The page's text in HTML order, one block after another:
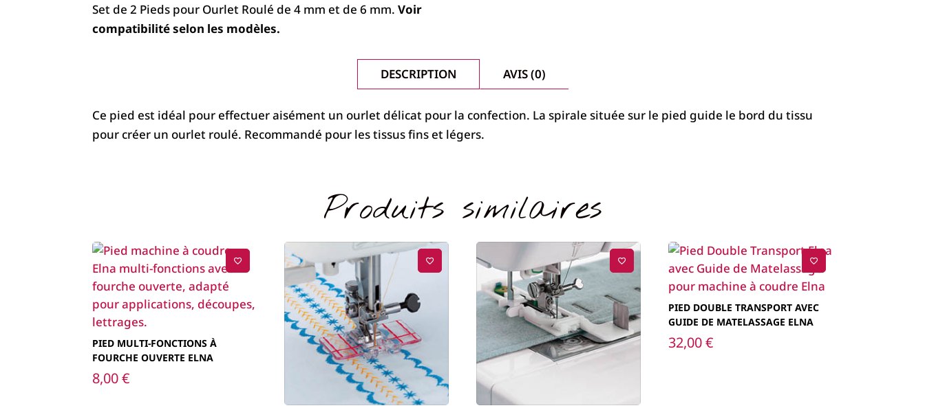
Set de 2 Pieds pour Ourlet Roulé de 4 mm et de 6 mm.Voir
compatibilité selon les modèles.
ELNA
DESCRIPTION AVIS (0)
Ce pied est idéal pour effectuer aisément un ourlet délicat pour la confection. La spirale située sur le pied guide le bord du tissu
pour créer un ourlet roulé. Recommandé pour les tissus fins et légers.
Produits similaires
PIED MULTI-FONCTIONS À
FOURCHE OUVERTE ELNA
8,00€
PIED DOUBLE TRANSPORT AVEC
GUIDE DE MATELASSAGE ELNA
32,00€